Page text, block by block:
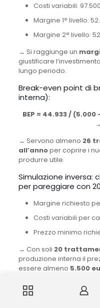
Costi variabili:
Margine 1° livello:
Margine 2° livello:
→ Si raggiunge un
giustificare
lungo periodo.
Break-even point di
interna):
BEP = 44.933 / (5.000
→ Servono almeno 26
all’annoper coprire i
produrre utile.
Simulazione inversa:
per pareggiare con
Margine richiesto
Costi variabili per
Prezzo minimo
→ Con soli 20
produzione interna il
essere almeno 5.500
Confronto con